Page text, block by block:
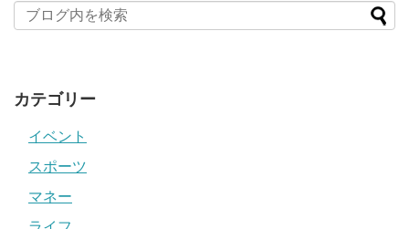
カテゴリー
イベント
スポーツ
マネー